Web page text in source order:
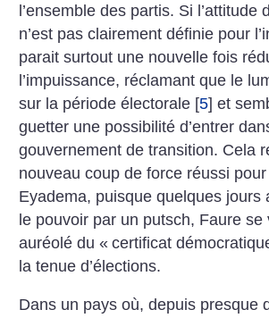
l’ensemble des partis. Si l’attitude
n’est pas clairement définie pour
parait surtout une nouvelle fois
l’impuissance, réclamant que le
sur la période électorale [5] et
guetter une possibilité d’entrer
gouvernement de transition. Cela
nouveau coup de force réussi
Eyadema, puisque quelques jours
le pouvoir par un putsch, Faure se
auréolé du « certificat
la tenue d’élections.
Dans un pays où, depuis presque